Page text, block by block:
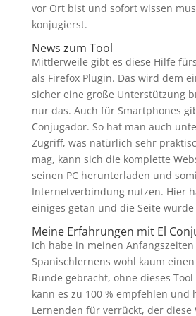
vor Ort bist und sofort wissen
konjugierst.
News zum Tool
Mittlerweile gibt es diese Hilfe
als Firefox Plugin. Das wird dem
sicher eine große Unterstützung
nur das. Auch für Smartphones
Conjugador. So hat man auch
Zugriff, was natürlich sehr
mag, kann sich die komplette
seinen PC herunterladen und
Internetverbindung nutzen. Hier
einiges getan und die Seite
Meine Erfahrungen mit El
Ich habe in meinen Anfangszeiten
Spanischlernens wohl kaum
Runde gebracht, ohne dieses
kann es zu 100 % empfehlen und
Lernenden für verrückt, der diese